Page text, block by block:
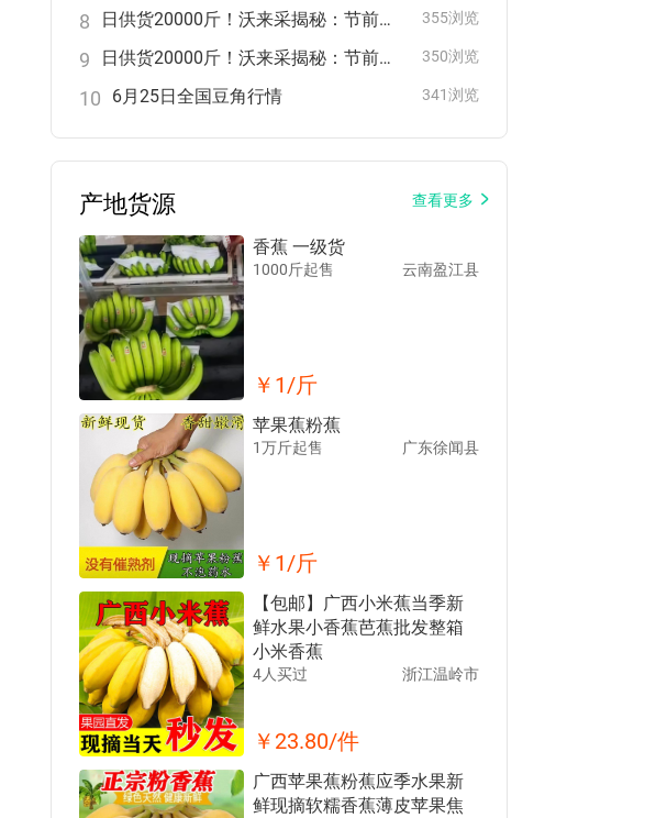
8 日供货20000斤！沃来采揭秘：节前这3种水果卖爆了 355浏览
9 日供货20000斤！沃来采揭秘：节前这3种水果卖爆了 350浏览
10 6月25日全国豆角行情 341浏览
产地货源 查看更多
香蕉 一级货
1000斤起售 云南盈江县
￥ 1/斤
苹果蕉粉蕉
1万斤起售 广东徐闻县
￥ 1/斤
【包邮】广西小米蕉当季新
鲜水果小香蕉芭蕉批发整箱
小米香蕉
4人买过 浙江温岭市
￥ 23.80/件
广西苹果蕉粉蕉应季水果新
鲜现摘软糯香蕉薄皮苹果焦